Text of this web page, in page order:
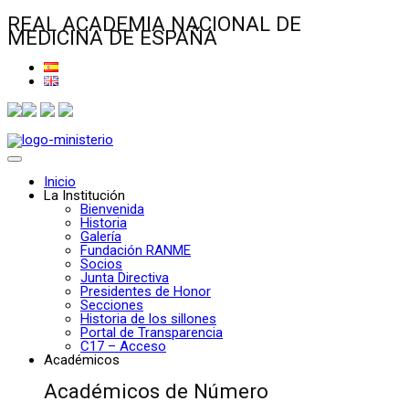
REAL ACADEMIA NACIONAL DE
MEDICINA DE ESPAÑA
Inicio
La Institución
Bienvenida
Historia
Galería
Fundación RANME
Socios
Junta Directiva
Presidentes de Honor
Secciones
Historia de los sillones
Portal de Transparencia
C17 – Acceso
Académicos
Académicos de Número